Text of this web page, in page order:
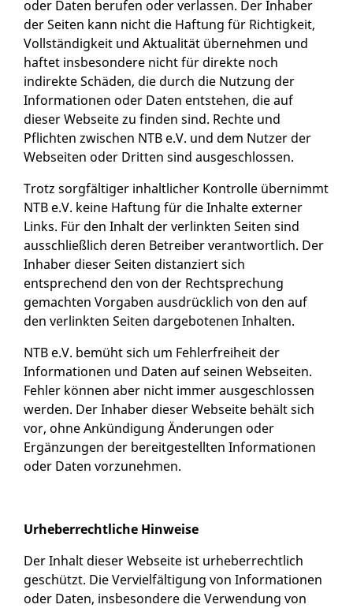
oder Daten berufen oder verlassen. Der Inhaber
der Seiten kann nicht die Haftung für Richtigkeit,
Vollständigkeit und Aktualität übernehmen und
haftet insbesondere nicht für direkte noch
indirekte Schäden, die durch die Nutzung der
Informationen oder Daten entstehen, die auf
dieser Webseite zu finden sind. Rechte und
Pflichten zwischen NTB e.V. und dem Nutzer der
Webseiten oder Dritten sind ausgeschlossen.
Trotz sorgfältiger inhaltlicher Kontrolle übernimmt
NTB e.V. keine Haftung für die Inhalte externer
Links. Für den Inhalt der verlinkten Seiten sind
ausschließlich deren Betreiber verantwortlich. Der
Inhaber dieser Seiten distanziert sich
entsprechend den von der Rechtsprechung
gemachten Vorgaben ausdrücklich von den auf
den verlinkten Seiten dargebotenen Inhalten.
NTB e.V. bemüht sich um Fehlerfreiheit der
Informationen und Daten auf seinen Webseiten.
Fehler können aber nicht immer ausgeschlossen
werden. Der Inhaber dieser Webseite behält sich
vor, ohne Ankündigung Änderungen oder
Ergänzungen der bereitgestellten Informationen
oder Daten vorzunehmen.
Urheberrechtliche Hinweise
Der Inhalt dieser Webseite ist urheberrechtlich
geschützt. Die Vervielfältigung von Informationen
oder Daten, insbesondere die Verwendung von